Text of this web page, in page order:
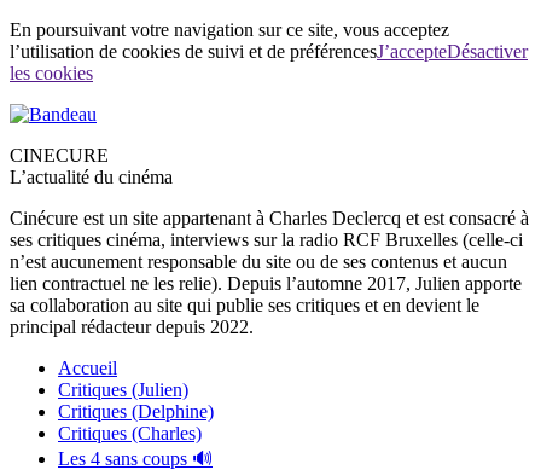
En poursuivant votre navigation sur ce site, vous acceptez
l’utilisation de cookies de suivi et de préférencesJ’accepteDésactiver
les cookies
CINECURE
L’actualité du cinéma
Cinécure est un site appartenant à Charles Declercq et est consacré à
ses critiques cinéma, interviews sur la radio RCF Bruxelles (celle-ci
n’est aucunement responsable du site ou de ses contenus et aucun
lien contractuel ne les relie). Depuis l’automne 2017, Julien apporte
sa collaboration au site qui publie ses critiques et en devient le
principal rédacteur depuis 2022.
Accueil
Critiques (Julien)
Critiques (Delphine)
Critiques (Charles)
Les 4 sans coups 🔊